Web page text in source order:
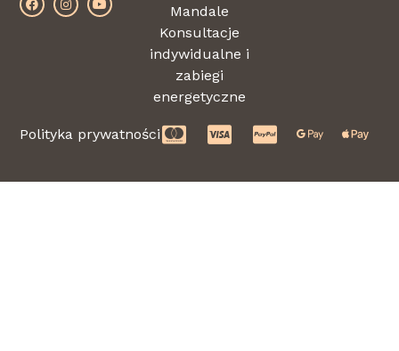
Mandale
Konsultacje
indywidualne i
zabiegi
energetyczne
Polityka prywatności